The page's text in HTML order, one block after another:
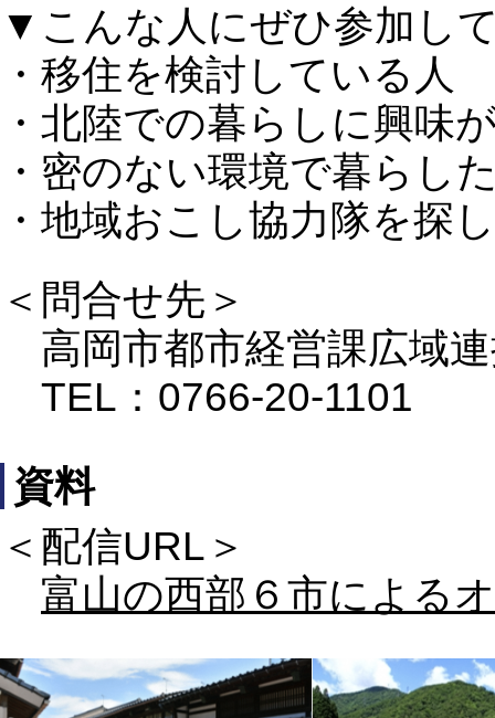
▼こんな人にぜひ参加し
・移住を検討している人
・北陸での暮らしに興味
・密のない環境で暮らし
・地域おこし協力隊を探
＜問合せ先＞
高岡市都市経営課広域
TEL：0766-20-1101
資料
＜配信URL＞
富山の西部６市による